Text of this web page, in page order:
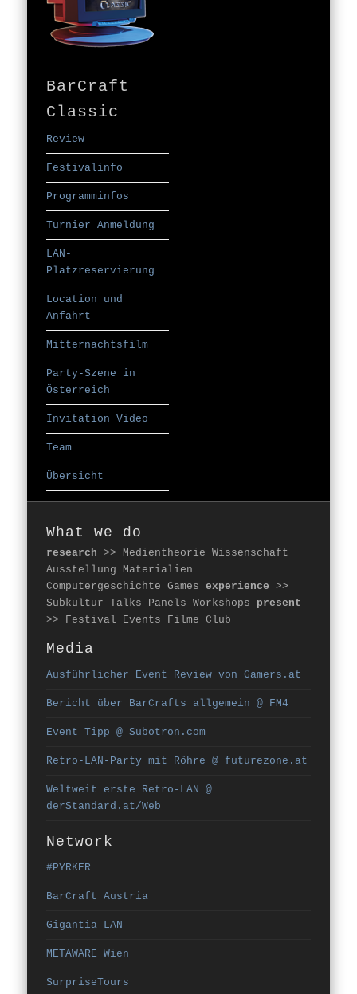
BarCraft
Classic
Review
Festivalinfo
Programminfos
Turnier Anmeldung
LAN-
Platzreservierung
Location und
Anfahrt
Mitternachtsfilm
Party-Szene in
Österreich
Invitation Video
Team
Übersicht
What we do
research >> Medientheorie Wissenschaft
Ausstellung Materialien
Computergeschichte Gamesexperience >>
Subkultur Talks Panels Workshops present
>> Festival Events Filme Club
Media
Ausführlicher Event Review von Gamers.at
Bericht über BarCrafts allgemein @ FM4
Event Tipp @ Subotron.com
Retro-LAN-Party mit Röhre @ futurezone.at
Weltweit erste Retro-LAN @
derStandard.at/Web
Network
#PYRKER
BarCraft Austria
Gigantia LAN
METAWARE Wien
SurpriseTours